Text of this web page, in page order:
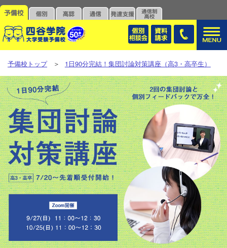
予備校トップ＞1日90分完結！集団討論対策講座（高3・高卒生）